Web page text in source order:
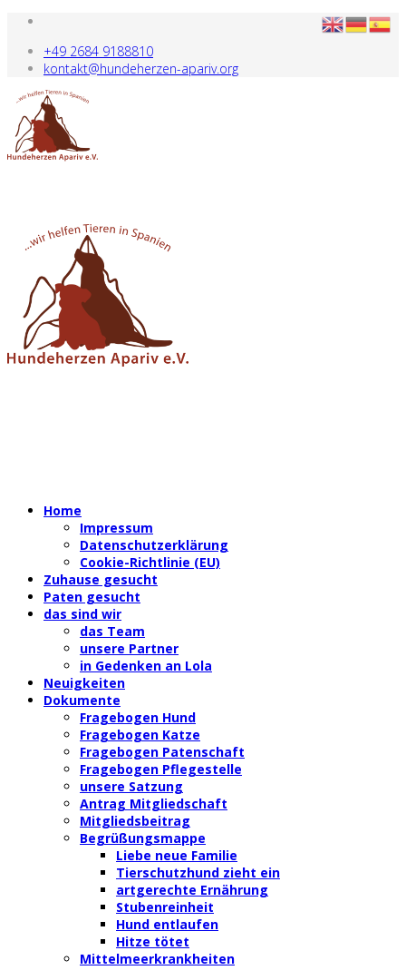
+49 2684 9188810
kontakt@hundeherzen-apariv.org
Home
Impressum
Datenschutzerklärung
Cookie-Richtlinie (EU)
Zuhause gesucht
Paten gesucht
das sind wir
das Team
unsere Partner
in Gedenken an Lola
Neuigkeiten
Dokumente
Fragebogen Hund
Fragebogen Katze
Fragebogen Patenschaft
Fragebogen Pflegestelle
unsere Satzung
Antrag Mitgliedschaft
Mitgliedsbeitrag
Begrüßungsmappe
Liebe neue Familie
Tierschutzhund zieht ein
artgerechte Ernährung
Stubenreinheit
Hund entlaufen
Hitze tötet
Mittelmeerkrankheiten